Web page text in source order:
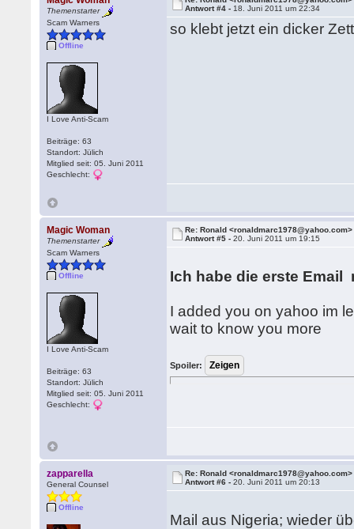
Themenstarter
Scam Warners
Offline
I Love Anti-Scam
Beiträge: 63
Standort: Jülich
Mitglied seit: 05. Juni 2011
Geschlecht:
Antwort #4 - 18. Juni 2011 um 22:34
so klebt jetzt ein dicker
Magic Woman
Themenstarter
Scam Warners
Offline
I Love Anti-Scam
Beiträge: 63
Standort: Jülich
Mitglied seit: 05. Juni 2011
Geschlecht:
Re: Ronald <ronaldmarc1978@yahoo.com>
Antwort #5 -20. Juni 2011 um 19:15
Ich habe die erste Email
I added you on yahoo im
wait to know you more
Spoiler:
zapparella
General Counsel
Offline
Re: Ronald <ronaldmarc1978@yahoo.com>
Antwort #6 -20. Juni 2011 um 20:13
Mail aus Nigeria; wieder